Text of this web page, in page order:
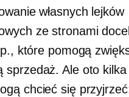
własnych lejków
ze stronami
które pomogą
sprzedaż. Ale oto kilka
chcieć się